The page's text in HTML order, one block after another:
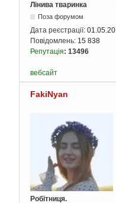
Лінива тваринка
Поза форумом
Дата реєстрації:
Повідомлень: 15 838
Репутація: 13496
вебсайт
FakiNyan
Робітниця.